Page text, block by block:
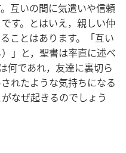
互いの間に気遣いや信頼
す。とはいえ，親しい仲
ことはあります。「互い
」と，聖書は率直に述べ
何であれ，友達に裏切ら
れたような気持ちになる
なぜ起きるのでしょう